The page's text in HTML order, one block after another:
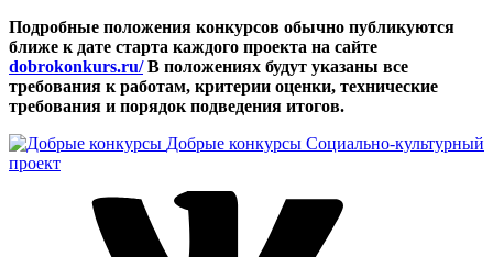
Подробные положения конкурсов обычно публикуются
ближе к дате старта каждого проекта на сайте
dobrokonkurs.ru/В положениях будут указаны все
требования к работам, критерии оценки, технические
требования и порядок подведения итогов.
Добрые конкурсы Социально-культурный
проект